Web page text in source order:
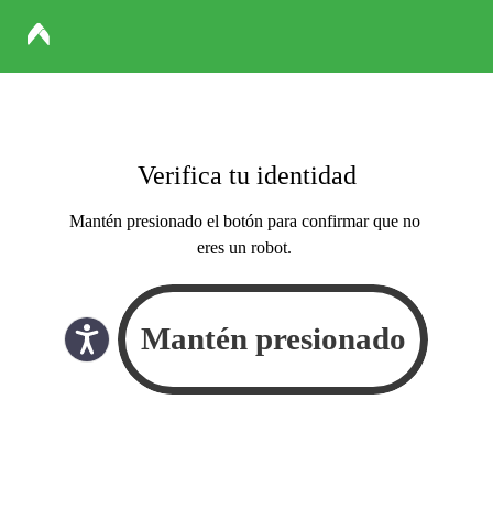
Verifica tu identidad
Mantén presionado el botón para confirmar que no
eres un robot.